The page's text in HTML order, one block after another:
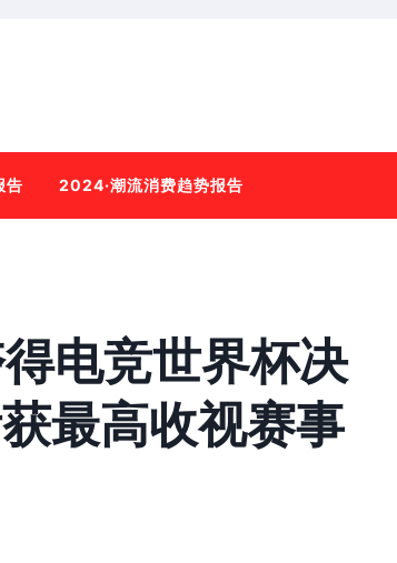
告 2024·潮流消费趋势报告
电竞世界杯决
最高收视赛事